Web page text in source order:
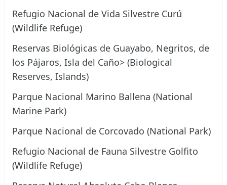
Refugio Nacional de Vida Silvestre Curú
(Wildlife Refuge)
Reservas Biológicas de Guayabo, Negritos, de
los Pájaros, Isla del Caño> (Biological
Reserves, Islands)
Parque Nacional Marino Ballena (National
Marine Park)
Parque Nacional de Corcovado (National Park)
Refugio Nacional de Fauna Silvestre Golfito
(Wildlife Refuge)